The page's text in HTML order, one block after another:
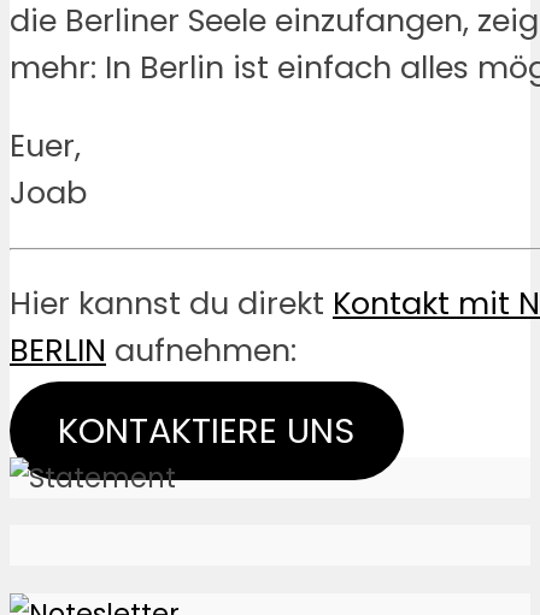
die Berliner Seele einzufangen,
mehr: In Berlin ist einfach alles
Euer,
Joab
Hier kannst du direkt Kontakt mit
BERLIN aufnehmen:
KONTAKTIERE UNS